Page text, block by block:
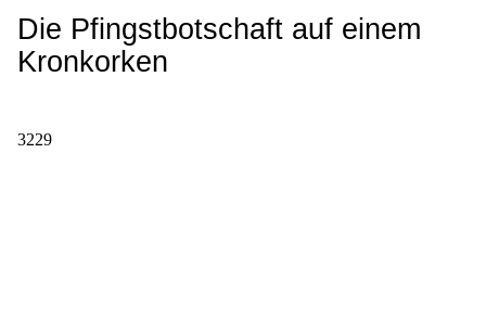
Die Pfingstbotschaft auf einem
Kronkorken
3229